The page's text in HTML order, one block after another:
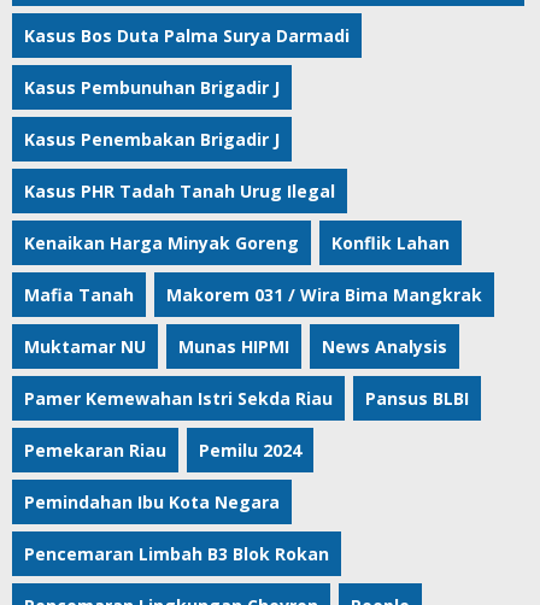
Kasus Bos Duta Palma Surya Darmadi
Kasus Pembunuhan Brigadir J
Kasus Penembakan Brigadir J
Kasus PHR Tadah Tanah Urug Ilegal
Kenaikan Harga Minyak Goreng Konflik Lahan
Mafia Tanah Makorem 031 / Wira Bima Mangkrak
Muktamar NU Munas HIPMI News Analysis
Pamer Kemewahan Istri Sekda Riau Pansus BLBI
Pemekaran Riau Pemilu 2024
Pemindahan Ibu Kota Negara
Pencemaran Limbah B3 Blok Rokan